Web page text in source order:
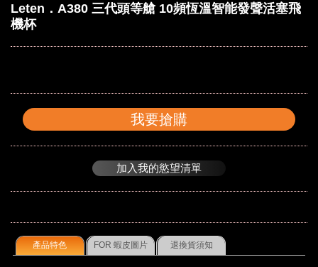
Leten．A380 三代頭等艙 10頻恆溫智能發聲活塞飛
機杯
我要搶購
加入我的慾望清單
產品特色 FOR 蝦皮圖片 退換貨須知